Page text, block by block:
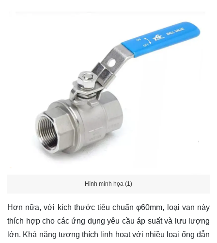
Hình minh họa (1)
Hơn nữa, với kích thước tiêu chuẩn φ60mm, loại van này
thích hợp cho các ứng dụng yêu cầu áp suất và lưu lượng
lớn. Khả năng tương thích linh hoạt với nhiều loại ống dẫn